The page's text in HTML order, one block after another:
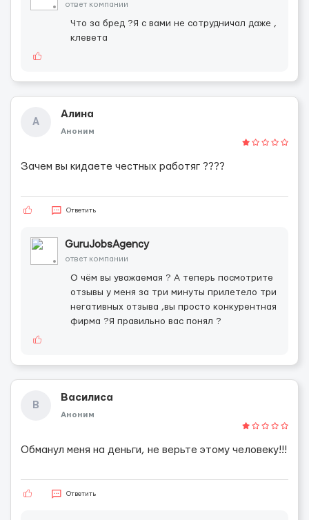
ответ компании
Что за бред ?Я с вами не сотрудничал даже ,
клевета
А
Алина
Аноним
Зачем вы кидаете честных работяг ????
Ответить
GuruJobsAgency
ответ компании
О чём вы уважаемая ? А теперь посмотрите
отзывы у меня за три минуты прилетело три
негативных отзыва ,вы просто конкурентная
фирма ?Я правильно вас понял ?
В
Василиса
Аноним
Обманул меня на деньги, не верьте этому человеку!!!
Ответить